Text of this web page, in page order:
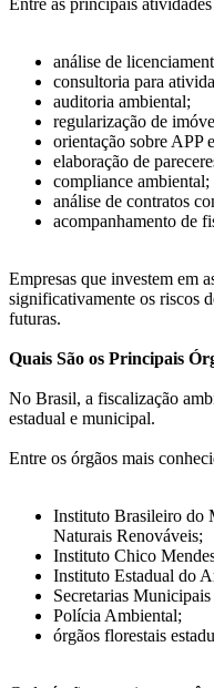
Entre as principais
análise de
consultoria para
auditoria ambiental;
regularização de
orientação sobre APP
elaboração de
compliance ambiental;
análise de contratos
acompanhamento de
Empresas que investem em
significativamente os riscos
futuras.
Quais São os Principais
No Brasil, a fiscalização
estadual e municipal.
Entre os órgãos mais
Instituto Brasileiro do
Naturais Renováveis;
Instituto Chico
Instituto Estadual do
Secretarias
Polícia Ambiental;
órgãos florestais